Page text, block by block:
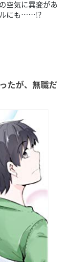
空気に異変があ
ルにも……!?
たが、無職だ